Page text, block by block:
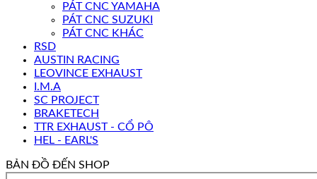
PÁT CNC YAMAHA
PÁT CNC SUZUKI
PÁT CNC KHÁC
RSD
AUSTIN RACING
LEOVINCE EXHAUST
I.M.A
SC PROJECT
BRAKETECH
TTR EXHAUST - CỔ PÔ
HEL - EARL'S
BẢN ĐỒ ĐẾN SHOP